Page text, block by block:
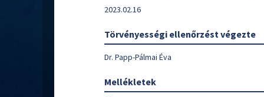
2023.02.16
Törvényességi ellenőrzést végezte
Dr. Papp-Pálmai Éva
Mellékletek